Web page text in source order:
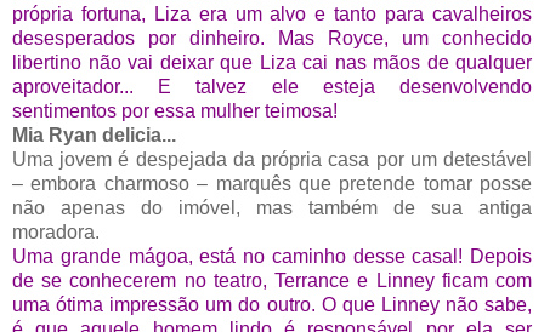
própria fortuna, Liza era um alvo e tanto para cavalheiros
desesperados por dinheiro. Mas Royce, um conhecido
libertino não vai deixar que Liza cai nas mãos de qualquer
aproveitador... E talvez ele esteja desenvolvendo
sentimentos por essa mulher teimosa!
Mia Ryan delicia...
Uma jovem é despejada da própria casa por um detestável
– embora charmoso – marquês que pretende tomar posse
não apenas do imóvel, mas também de sua antiga
moradora.
Uma grande mágoa, está no caminho desse casal! Depois
de se conhecerem no teatro, Terrance e Linney ficam com
uma ótima impressão um do outro. O que Linney não sabe,